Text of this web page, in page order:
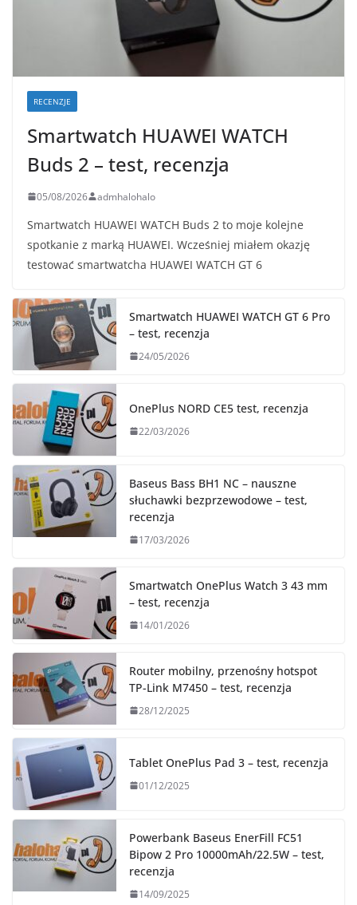
RECENZJE
Smartwatch HUAWEI WATCH
Buds 2 – test, recenzja
05/08/2026 admhalohalo
Smartwatch HUAWEI WATCH Buds 2 to moje kolejne
spotkanie z marką HUAWEI. Wcześniej miałem okazję
testować smartwatcha HUAWEI WATCH GT 6
Smartwatch HUAWEI WATCH GT 6 Pro
– test, recenzja
24/05/2026
OnePlus NORD CE5 test, recenzja
22/03/2026
Baseus Bass BH1 NC – nauszne
słuchawki bezprzewodowe – test,
recenzja
17/03/2026
Smartwatch OnePlus Watch 3 43 mm
– test, recenzja
14/01/2026
Router mobilny, przenośny hotspot
TP-Link M7450 – test, recenzja
28/12/2025
Tablet OnePlus Pad 3 – test, recenzja
01/12/2025
Powerbank Baseus EnerFill FC51
Bipow 2 Pro 10000mAh/22.5W – test,
recenzja
14/09/2025